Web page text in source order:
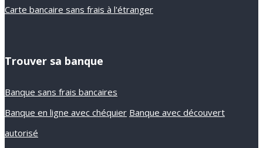
Carte bancaire sans frais à l'étranger
Trouver sa banque
Banque sans frais bancaires
Banque en ligne avec chéquier Banque avec découvert
autorisé